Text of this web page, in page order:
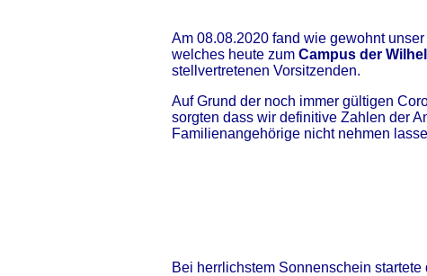
Am 08.08.2020 fand wie gewohnt
welches heute zum Campus der
stellvertretenen Vorsitzenden.
Auf Grund der noch immer gültigen
sorgten dass wir definitive Zahlen der
Familienangehörige nicht nehmen
Bei herrlichstem Sonnenschein